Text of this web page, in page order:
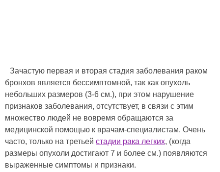
Зачастую первая и вторая стадия заболевания раком
бронхов является бессимптомной, так как опухоль
небольших размеров (3-6 см.), при этом нарушение
признаков заболевания, отсутствует, в связи с этим
множество людей не вовремя обращаются за
медицинской помощью к врачам-специалистам. Очень
часто, только на третьей стадии рака легких, (когда
размеры опухоли достигают 7 и более см.) появляются
выраженные симптомы и признаки.